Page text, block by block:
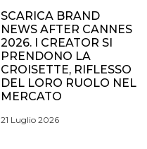
SCARICA BRAND
NEWS AFTER CANNES
2026. I CREATOR SI
PRENDONO LA
CROISETTE, RIFLESSO
DEL LORO RUOLO NEL
MERCATO
21 Luglio 2026